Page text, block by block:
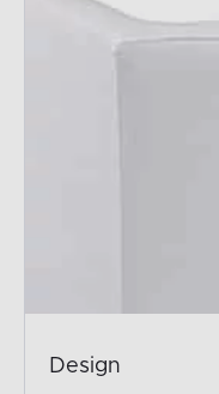
Design